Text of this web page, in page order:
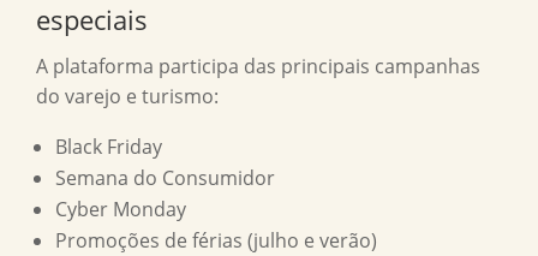
especiais
A plataforma participa das principais campanhas
do varejo e turismo:
Black Friday
Semana do Consumidor
Cyber Monday
Promoções de férias (julho e verão)